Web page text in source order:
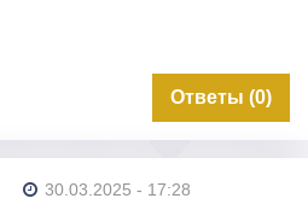
Ответы (0)
30.03.2025 - 17:28